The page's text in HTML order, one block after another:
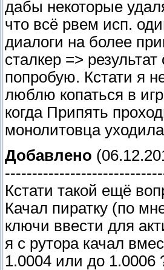
дабы некоторые
что всё рвем исп.
диалоги на более
сталкер =>
попробую. Кстати я
люблю копаться в
когда Припять
монолитовца
Добавлено
Кстати такой ещё
Качал пиратку (по
ключи ввести для
я с рутора качал
1.0004 или до 1.0006